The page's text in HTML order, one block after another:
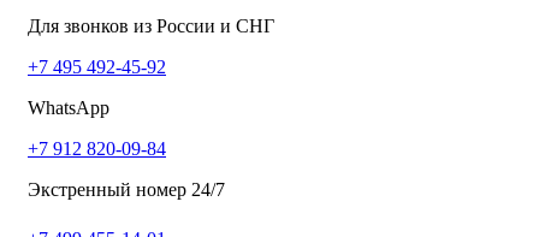
Для звонков из России и СНГ
+7 495 492-45-92
WhatsApp
+7 912 820-09-84
Экстренный номер 24/7